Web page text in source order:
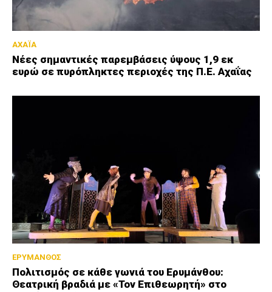
ΑΧΑΪΑ
Νέες σημαντικές παρεμβάσεις ύψους 1,9 εκ
ευρώ σε πυρόπληκτες περιοχές της Π.Ε. Αχαΐας
ΕΡΥΜΑΝΘΟΣ
Πολιτισμός σε κάθε γωνιά του Ερυμάνθου:
Θεατρική βραδιά με «Τον Επιθεωρητή» στο